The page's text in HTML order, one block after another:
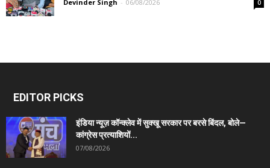
Devinder Singh - 06/08/2026 0
EDITOR PICKS
इंडिया न्यूज़ कॉन्क्लेव में सुक्खू सरकार पर बरसे बिंदल, बोले—
कांग्रेस प्रत्याशियों...
07/08/2026